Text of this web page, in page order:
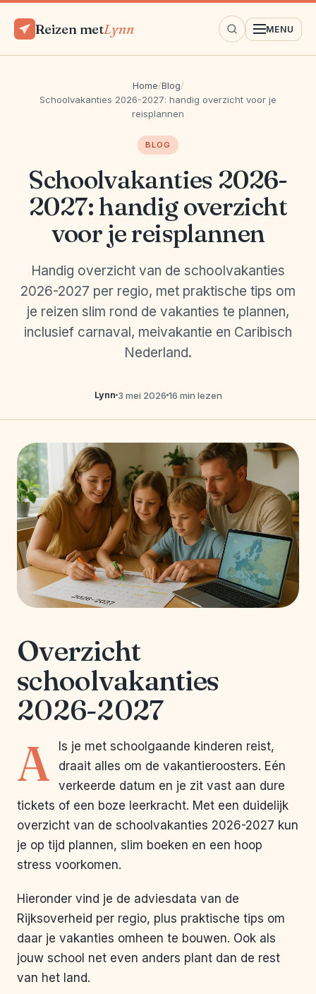
Reizen metLynn MENU
Home/Blog/
Schoolvakanties 2026-2027: handig overzicht voor je
reisplannen
BLOG
Schoolvakanties 2026-
2027: handig overzicht
voor je reisplannen
Handig overzicht van de schoolvakanties
2026-2027 per regio, met praktische tips om
je reizen slim rond de vakanties te plannen,
inclusief carnaval, meivakantie en Caribisch
Nederland.
Lynn 3 mei 2026 16 min lezen
Overzicht
schoolvakanties
2026-2027
A
ls je met schoolgaande kinderen reist,
draait alles om de vakantieroosters. Eén
verkeerde datum en je zit vast aan dure
tickets of een boze leerkracht. Met een duidelijk
overzicht van de schoolvakanties 2026-2027 kun
je op tijd plannen, slim boeken en een hoop
stress voorkomen.
Hieronder vind je de adviesdata van de
Rijksoverheid per regio, plus praktische tips om
daar je vakanties omheen te bouwen. Ook als
jouw school net even anders plant dan de rest
van het land.